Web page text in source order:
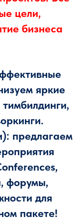
цели,
бизнеса
яркие
предлагаем
форумы,
для
пакете!